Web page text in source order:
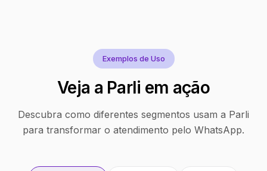
Exemplos de Uso
Veja a Parli em ação
Descubra como diferentes segmentos usam a Parli
para transformar o atendimento pelo WhatsApp.